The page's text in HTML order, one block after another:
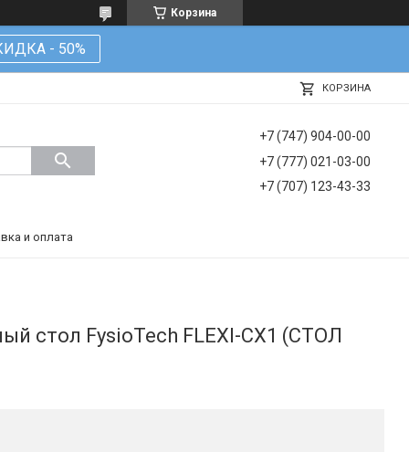
Корзина
- 50%
КОРЗИНА
+7 (747) 904-00-00
+7 (777) 021-03-00
+7 (707) 123-43-33
и оплата
стол FysioTech FLEXI-CX1 (СТОЛ